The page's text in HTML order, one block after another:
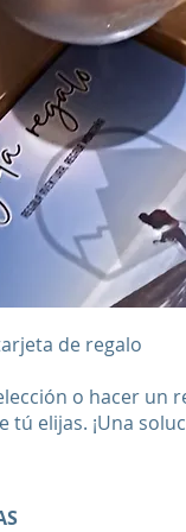
de regalo
o hacer un
tú elijas. ¡Una